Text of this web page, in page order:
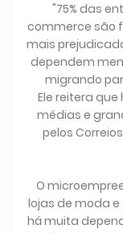
"75% das
commerce são
mais
dependem
migrando
Ele reitera
médias e
pelos
O
lojas de moda e
há muita